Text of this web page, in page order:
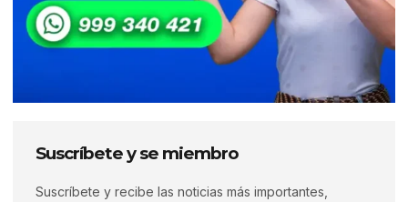
Suscríbete y se miembro
Suscríbete y recibe las noticias más importantes,